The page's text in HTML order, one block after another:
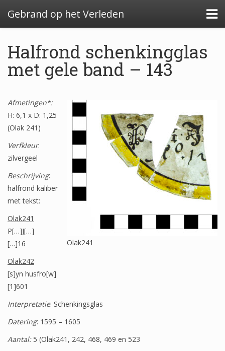
Gebrand op het Verleden
Algemeen: Glazeniersafval in Nederland
Algemeen: de glazenier
Uitwerking: Zutphen-Dieserstraat, 1583-1600
Uitwerking: Oldenzaal-Boterstraat, 1650-1700
Quickscan: Groenlo-Nieuwstad, 1650-1800
Quickscan: Groenlo-Notenboomstraat, 1700-
1750
Wapenschilden
(Fabel)dieren
Geometrische patronen
Bloemmotieven
Halfrond schenkingglas
met gele band – 143
Olak241
Afmetingen*:
H: 6,1 x D: 1,25
(Olak 241)
Verfkleur:
zilvergeel
Beschrijving:
halfrond kaliber
met tekst:
Olak241
P[…]J[…]
[…]16
Olak242
[s]yn husfro[w]
[1]601
Interpretatie: Schenkingsglas
Datering: 1595 – 1605
Aantal:5 (Olak241, 242, 468, 469 en 523